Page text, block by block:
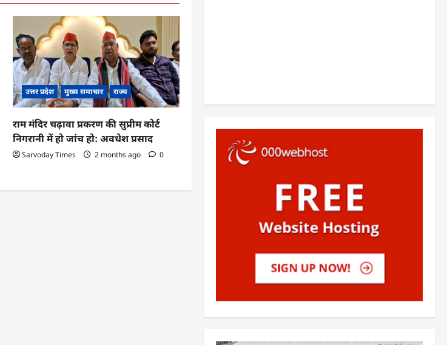
उत्तर प्रदेश मुख्य समाचार राज्य
राम मंदिर चढ़ावा प्रकरण की सुप्रीम कोर्ट
निगरानी में हो जांच हो: अवधेश प्रसाद
Sarvoday Times 2 months ago 0